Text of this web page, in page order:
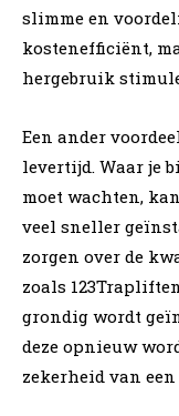
slimme en
kostenefficiënt,
hergebruik
Een ander
levertijd. Waar je
moet wachten,
veel sneller
zorgen over de
zoals
grondig wordt
deze opnieuw
zekerheid van